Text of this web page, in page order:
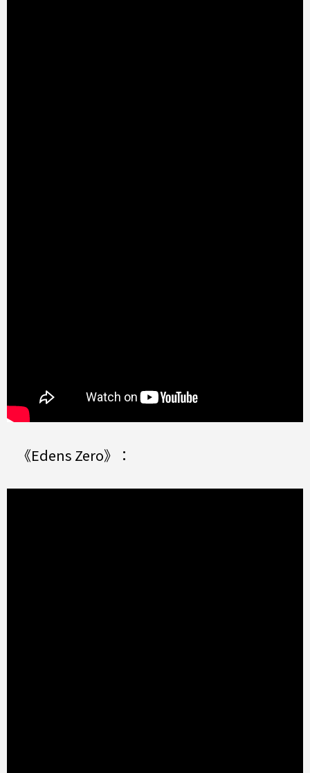
《Edens Zero》：